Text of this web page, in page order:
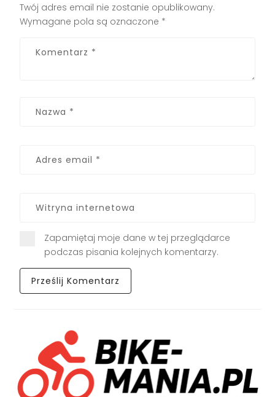
Twój adres email nie zostanie opublikowany.
Wymagane pola są oznaczone *
Zapamiętaj moje dane w tej przeglądarce
podczas pisania kolejnych komentarzy.